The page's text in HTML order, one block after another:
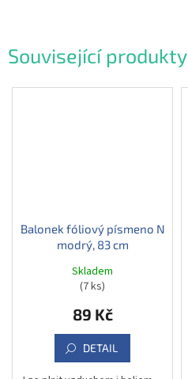
Související produkty
Balonek fóliový písmeno N
modrý, 83 cm
Skladem
(7 ks)
89 Kč
DETAIL